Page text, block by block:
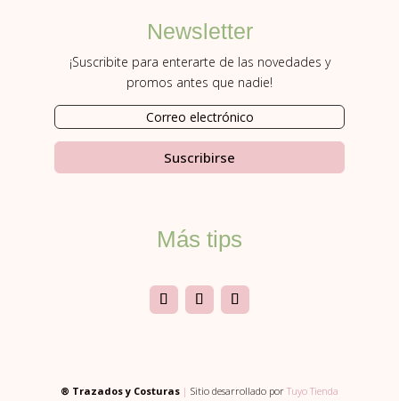
Newsletter
¡Suscribite para enterarte de las novedades y
promos antes que nadie!
Suscribirse
Más tips
® Trazados y Costuras | Sitio desarrollado por Tuyo Tienda